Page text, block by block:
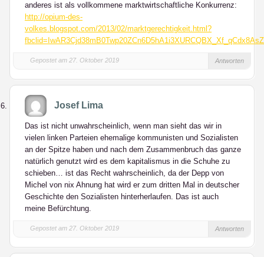
anderes ist als vollkommene marktwirtschaftliche Konkurrenz:
http://opium-des-
volkes.blogspot.com/2013/02/marktgerechtigkeit.html?
Gepostet am 27. Oktober 2019 Antworten
Josef Lima
Das ist nicht unwahrscheinlich, wenn man sieht das wir in
vielen linken Parteien ehemalige kommunisten und Sozialisten
an der Spitze haben und nach dem Zusammenbruch das ganze
natürlich genutzt wird es dem kapitalismus in die Schuhe zu
schieben… ist das Recht wahrscheinlich, da der Depp von
Michel von nix Ahnung hat wird er zum dritten Mal in deutscher
Geschichte den Sozialisten hinterherlaufen. Das ist auch
meine Befürchtung.
Gepostet am 27. Oktober 2019 Antworten